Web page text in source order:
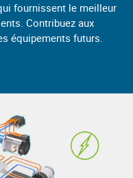
fournissent le meilleur
Contribuez aux
équipements futurs.